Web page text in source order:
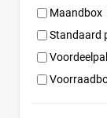
Maandbox
Standaard